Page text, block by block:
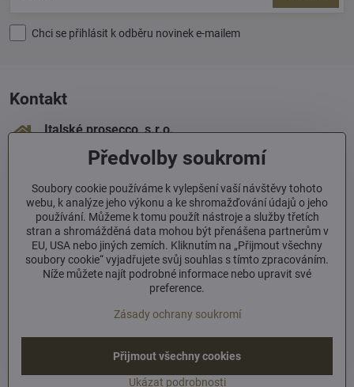
Chci se přihlásit k odběru novinek e-mailem
Kontakt
Italské prosecco, s​.r​.o​.
100 00 Praha 10
+420 603 293 060
info​@italskeprosecco​.cz
Informace
Facebook
©2026CopyrightPředvolby soukromíZásady ochrany soukromí
Předvolby soukromí
Soubory cookie používáme k vylepšení vaší návštěvy tohoto
webu, k analýze jeho výkonu a ke shromažďování údajů o jeho
používání. Můžeme k tomu použít nástroje a služby třetích
stran a shromážděná data mohou být přenášena partnerům v
EU, USA nebo jiných zemích. Kliknutím na „Přijmout všechny
soubory cookie“ vyjadřujete svůj souhlas s tímto zpracováním.
Níže můžete najít podrobné informace nebo upravit své
preference.
Zásady ochrany soukromí
Ukázat podrobnosti
Přijmout všechny cookies